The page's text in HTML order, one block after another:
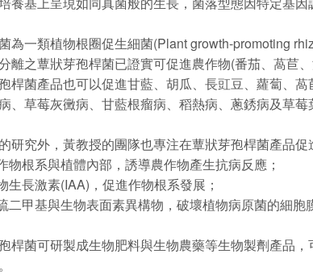
為一類植物根圈促生細菌(Plant growth-promoting
離之蕈狀芽孢桿菌已證實可促進農作物(番茄、萵苣
桿菌產品也可以促進甘藍、胡瓜、長豇豆、蘿蔔、
、草莓灰黴病、甘藍根瘤病、稻熱病、蔥銹病及草莓
研究外，黃教授的團隊也專注在蕈狀芽孢桿菌產品
物根系與植體內部，誘導農作物產生抗病反應；
生長激素(IAA)，促進作物根系發展；
二甲基與生物表面素異構物，破壞植物病原菌的細胞
菌可研製成生物肥料與生物農藥等生物製劑產品，